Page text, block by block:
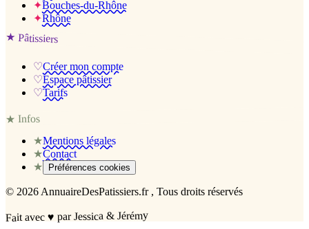
✦Bouches-du-Rhône
✦Rhône
★ Pâtissiers
♡Créer mon compte
♡Espace pâtissier
♡Tarifs
★Infos
★Mentions légales
★Contact
★
Préférences cookies
© 2026 AnnuaireDesPatissiers.fr , Tous droits réservés
Fait avec♥ par Jessica & Jérémy